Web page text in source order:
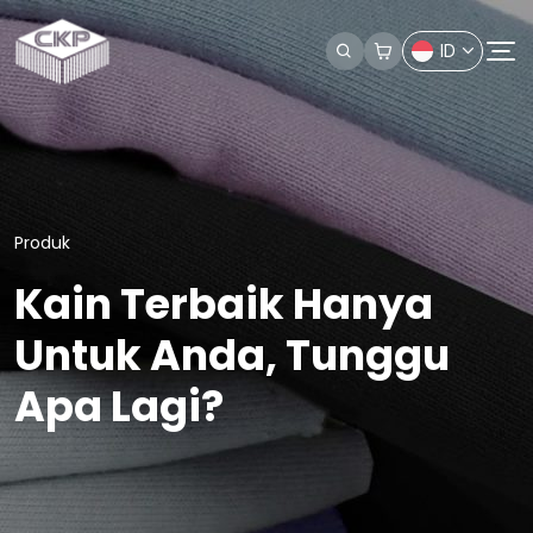
ID
Produk
Kain Terbaik Hanya
Untuk Anda, Tunggu
Apa Lagi?